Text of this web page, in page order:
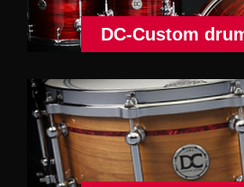
DC-Custom